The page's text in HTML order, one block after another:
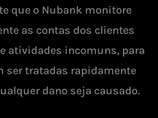
que o Nubank monitore
as contas dos clientes
atividades incomuns, para
ser tratadas rapidamente
dano seja causado.